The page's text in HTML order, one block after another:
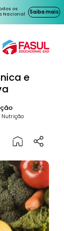
os
Nacional
Saiba mais
e
Nutrição